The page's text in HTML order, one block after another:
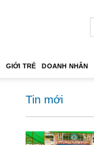
GIỚI TRẺ DOANH NHÂN
Tin mới